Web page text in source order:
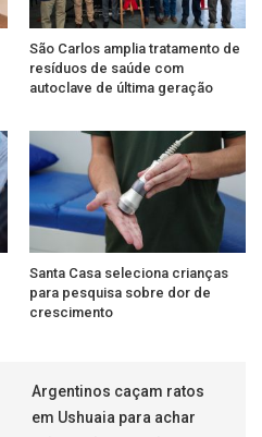
São Carlos amplia tratamento de
resíduos de saúde com
autoclave de última geração
Santa Casa seleciona crianças
para pesquisa sobre dor de
crescimento
Argentinos caçam ratos
em Ushuaia para achar